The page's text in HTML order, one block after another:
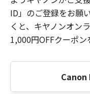
ID」のご登録をお願
くと、キヤノンオン
1,000円OFFクーポン
Canon